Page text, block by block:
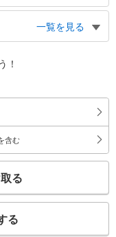
体育館、鉄道警察隊
館、福島県立図書館、福
一覧を見る
！
含む
る
る